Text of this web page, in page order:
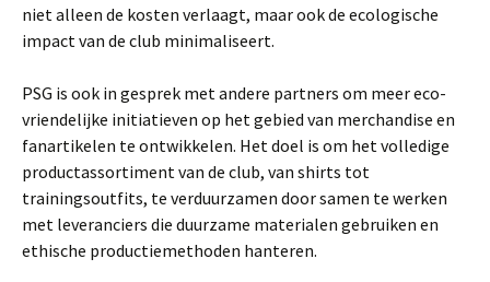
niet alleen de kosten verlaagt, maar ook de ecologische
impact van de club minimaliseert.
PSG is ook in gesprek met andere partners om meer eco-
vriendelijke initiatieven op het gebied van merchandise en
fanartikelen te ontwikkelen. Het doel is om het volledige
productassortiment van de club, van shirts tot
trainingsoutfits, te verduurzamen door samen te werken
met leveranciers die duurzame materialen gebruiken en
ethische productiemethoden hanteren.